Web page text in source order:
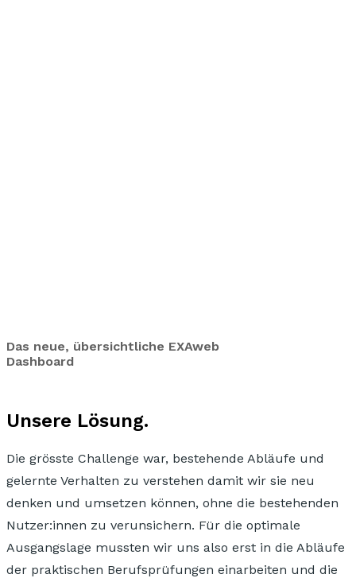
Das neue, übersichtliche EXAweb
Dashboard
Unsere Lösung.
Die grösste Challenge war, bestehende Abläufe und
gelernte Verhalten zu verstehen damit wir sie neu
denken und umsetzen können, ohne die bestehenden
Nutzer:innen zu verunsichern. Für die optimale
Ausgangslage mussten wir uns also erst in die Abläufe
der praktischen Berufsprüfungen einarbeiten und die